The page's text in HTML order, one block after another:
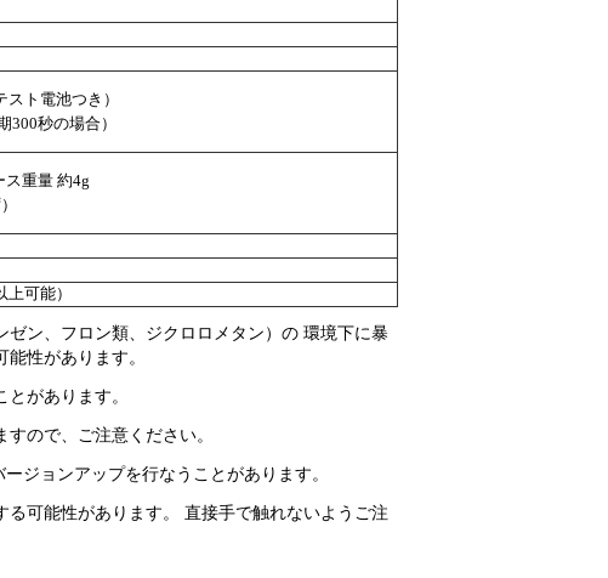
ト電池つき）
300秒の場合）
ス重量 約4g
可能）
ゼン、フロン類、ジクロロメタン）の 環境下に暴
性があります。
があります。
ので、ご注意ください。
ジョンアップを行なうことがあります。
る可能性があります。 直接手で触れないようご注